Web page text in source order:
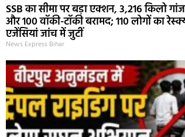
SSB का सीमा पर बड़ा एक्शन, 3,216 किलो
और 100 वॉकी-टॉकी बरामद; 110 लोगों का
एजेंसियां जांच में जुटीं
News Express Bihar